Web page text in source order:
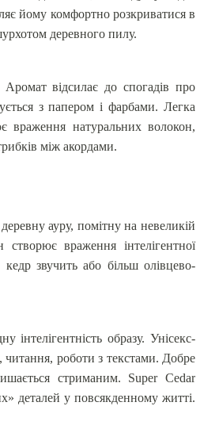
йому комфортно розкриватися в
деревного пилу.
відсилає до спогадів про
з папером і фарбами. Легка
враження натуральних волокон,
між акордами.
ауру, помітну на невеликій
враження інтелігентної
звучить або більш олівцево-
інтелігентність образу. Унісекс-
читання, роботи з текстами. Добре
стриманим. Super Cedar
деталей у повсякденному житті.